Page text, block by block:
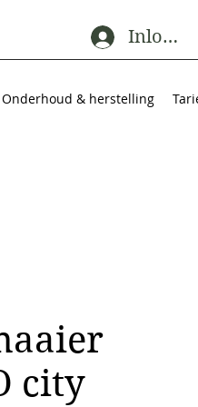
Onderhoud & herstelling
city